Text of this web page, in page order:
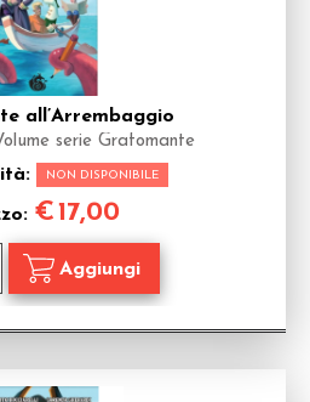
all’Arrembaggio
serie Grafomante
NON DISPONIBILE
€17,00